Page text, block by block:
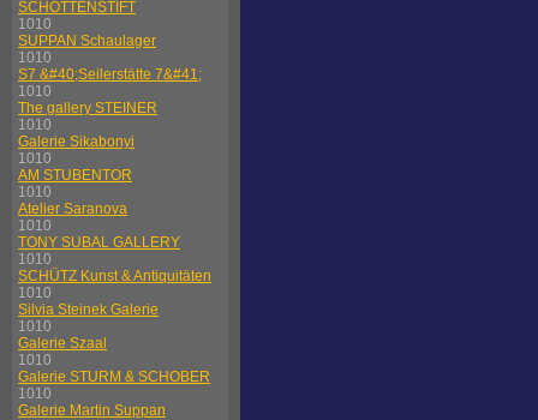
SCHOTTENSTIFT
1010
SUPPAN Schaulager
1010
S7 &#40;Seilerstätte 7&#41;
1010
The gallery STEINER
1010
Galerie Sikabonyi
1010
AM STUBENTOR
1010
Atelier Saranova
1010
TONY SUBAL GALLERY
1010
SCHÜTZ Kunst & Antiquitäten
1010
Silvia Steinek Galerie
1010
Galerie Szaal
1010
Galerie STURM & SCHOBER
1010
Galerie Martin Suppan